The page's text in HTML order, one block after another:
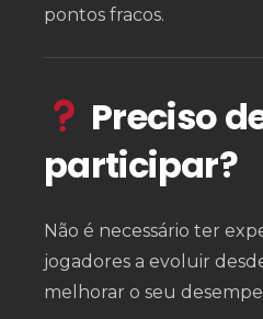
pontos fracos.
Preciso
participar?
Não é necessário ter
jogadores a evoluir
melhorar o seu